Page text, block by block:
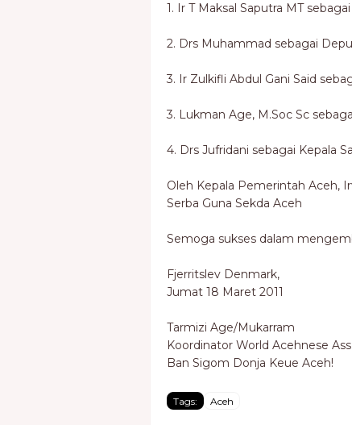
1. Ir T Maksal Saputra MT
2. Drs Muhammad sebagai
3. Ir Zulkifli Abdul Gani Said
3. Lukman Age, M.Soc Sc
4. Drs Jufridani sebagai Kepala
Oleh Kepala Pemerintah Aceh,
Serba Guna Sekda Aceh
Semoga sukses dalam
Fjerritslev Denmark,
Jumat 18 Maret 2011
Tarmizi Age/Mukarram
Koordinator World Acehnese
Ban Sigom Donja Keue Aceh!
Tags: Aceh